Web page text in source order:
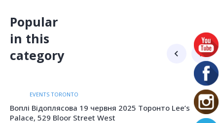
Popular
in this
category
EVENTS TORONTO
Воплі Відоплясова 19 червня 2025 Торонто Lee’s
Palace, 529 Bloor Street West